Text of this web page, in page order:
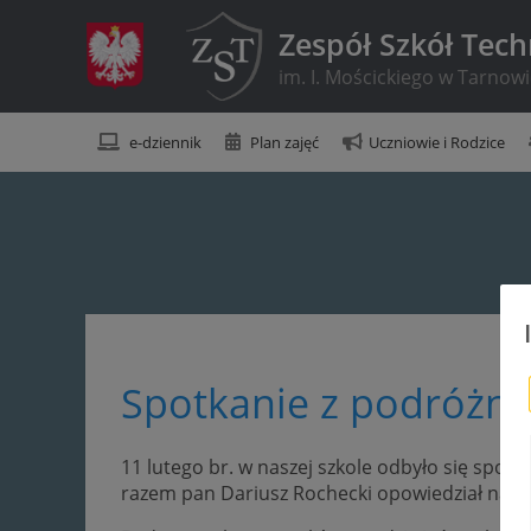
Zespół Szkół
im. I. Mościckiego w
e-dziennik Plan zajęć Uczniowie i Rodzice
Spotkanie z
11 lutego br. w naszej szkole odbyło się
razem pan Dariusz Rochecki opowiedział